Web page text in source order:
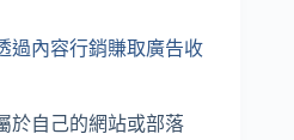
過內容行銷賺取廣告收
於自己的網站或部落